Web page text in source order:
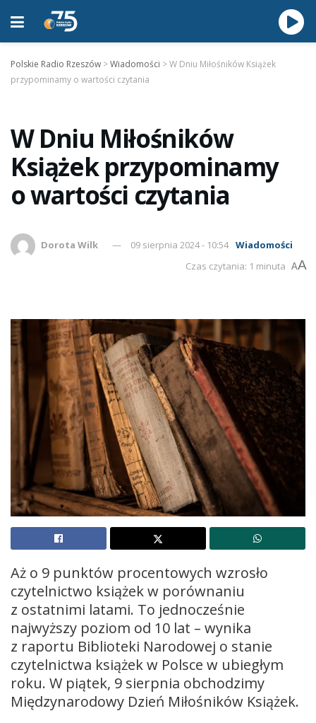
Polskie Radio Rzeszów >Wiadomości >W Dniu Miłośników Książek
przypominamy o wartości czytania
W Dniu Miłośników
Książek przypominamy
o wartości czytania
Dorota Wilk 09 sierpnia 2024 - 10:54 Wiadomości
Czas czytania: 1 minuta AA
Aż o 9 punktów procentowych wzrosło
czytelnictwo książek w porównaniu
z ostatnimi latami. To jednocześnie
najwyższy poziom od 10 lat – wynika
z raportu Biblioteki Narodowej o stanie
czytelnictwa książek w Polsce w ubiegłym
roku. W piątek, 9 sierpnia obchodzimy
Międzynarodowy Dzień Miłośników Książek.